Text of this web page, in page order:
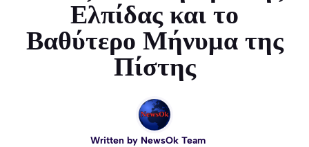
Ελπίδας και το
Βαθύτερο Μήνυμα της
Πίστης
Written by NewsOk Team